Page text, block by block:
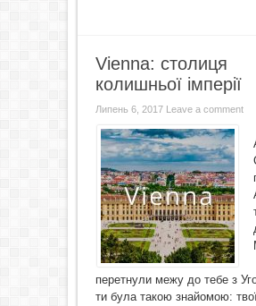
Vienna: столиця
колишньої імперії
Липень 6, 2017 Leave a comment
перетнули межу до тебе з
ти була такою знайомою: